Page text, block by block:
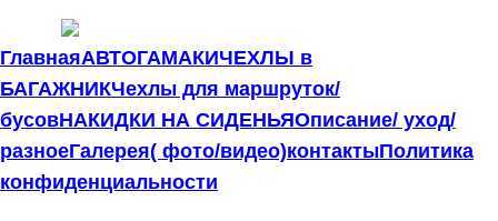
ГлавнаяАВТОГАМАКИЧЕХЛЫ в
БАГАЖНИКЧехлы для маршруток/
бусовНАКИДКИ НА СИДЕНЬЯОписание/ уход/
разноеГалерея( фото/видео)контактыПолитика
конфиденциальности
Сделаем быстро- Доставка по Беларуси- до двери.